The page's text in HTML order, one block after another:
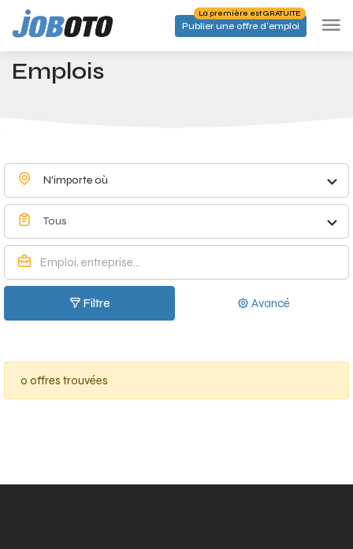
Skip to main content
Publier une offre d'emploi
La première est GRATUITE
Accueil Emplois à Anderlues - Joboto
Emplois
N'importe où
Tous
Filtre Avancé
0 offres trouvées